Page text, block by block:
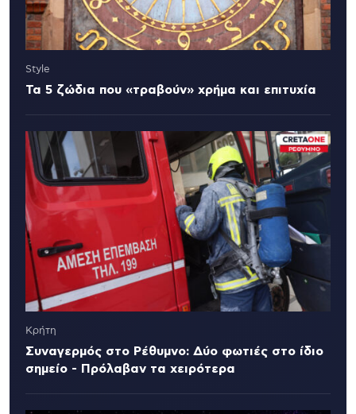
Style
Τα 5 ζώδια που «τραβούν» χρήμα και επιτυχία
Κρήτη
Συναγερμός στο Ρέθυμνο: Δύο φωτιές στο ίδιο
σημείο - Πρόλαβαν τα χειρότερα